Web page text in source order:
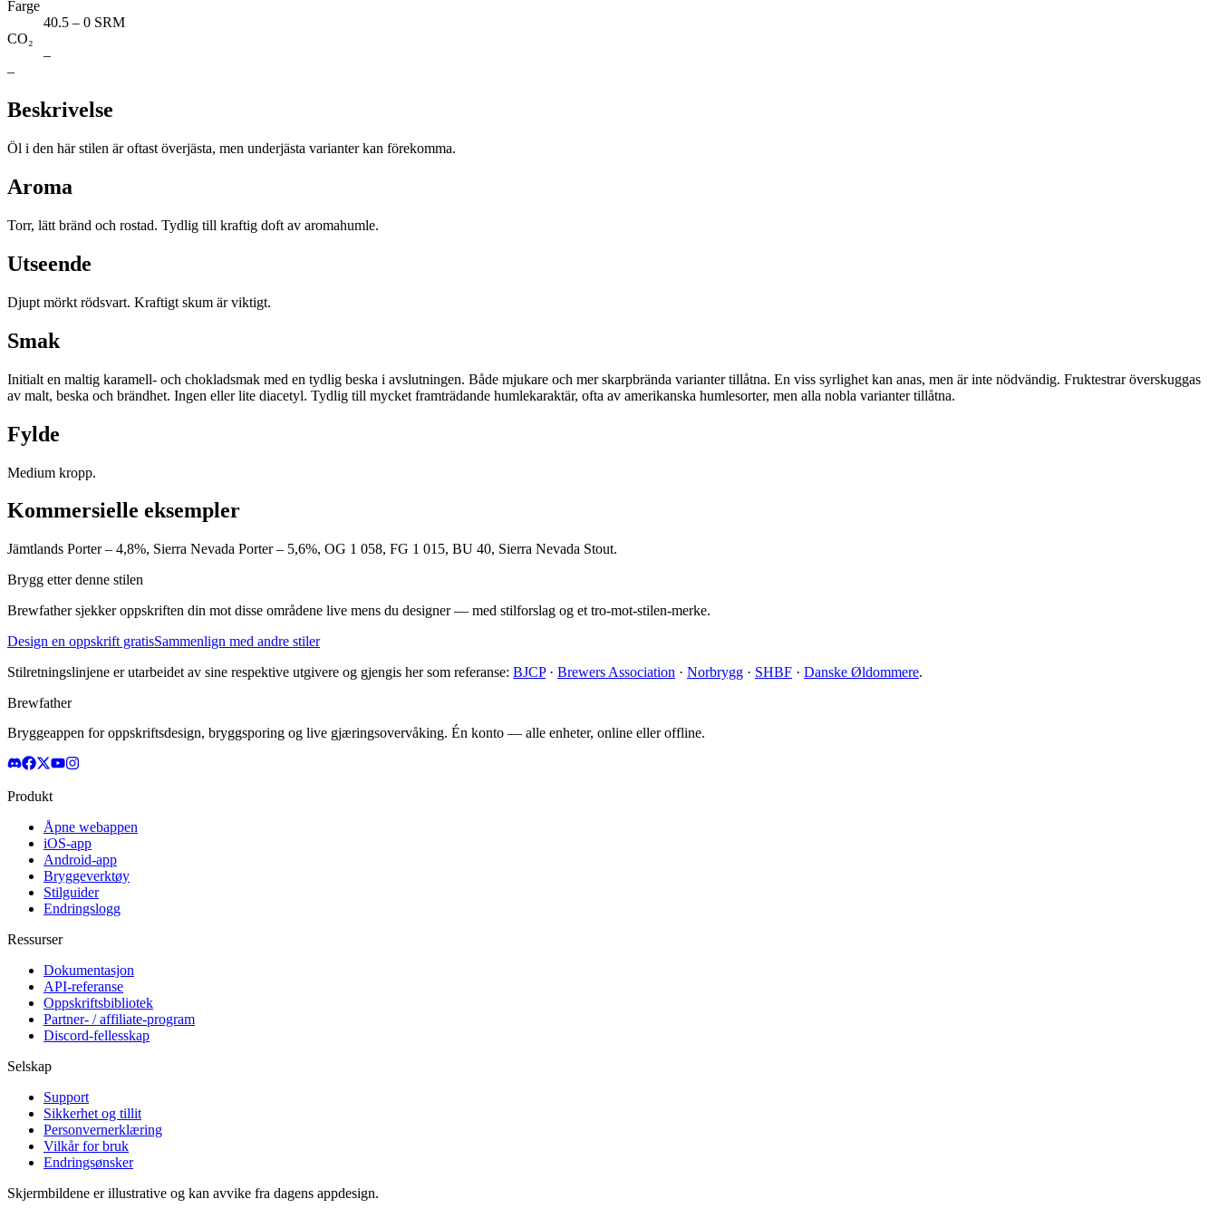
Farge
40.5 – 0 SRM
CO₂
–
–
Beskrivelse
Öl i den här stilen är oftast överjästa, men underjästa varianter kan förekomma.
Aroma
Torr, lätt bränd och rostad. Tydlig till kraftig doft av aromahumle.
Utseende
Djupt mörkt rödsvart. Kraftigt skum är viktigt.
Smak
Initialt en maltig karamell- och chokladsmak med en tydlig beska i avslutningen. Både mjukare och mer skarpbrända varianter tillåtna. En viss syrlighet kan anas, men är inte nödvändig. Fruktestrar överskuggas
av malt, beska och brändhet. Ingen eller lite diacetyl. Tydlig till mycket framträdande humlekaraktär, ofta av amerikanska humlesorter, men alla nobla varianter tillåtna.
Fylde
Medium kropp.
Kommersielle eksempler
Jämtlands Porter – 4,8%, Sierra Nevada Porter – 5,6%, OG 1 058, FG 1 015, BU 40, Sierra Nevada Stout.
Brygg etter denne stilen
Brewfather sjekker oppskriften din mot disse områdene live mens du designer — med stilforslag og et tro-mot-stilen-merke.
Design en oppskrift gratisSammenlign med andre stiler
Stilretningslinjene er utarbeidet av sine respektive utgivere og gjengis her som referanse: BJCP· Brewers Association · Norbrygg · SHBF · Danske Øldommere.
Brewfather
Bryggeappen for oppskriftsdesign, bryggsporing og live gjæringsovervåking. Én konto — alle enheter, online eller offline.
Produkt
Åpne webappen
iOS-app
Android-app
Bryggeverktøy
Stilguider
Endringslogg
Ressurser
Dokumentasjon
API-referanse
Oppskriftsbibliotek
Partner- / affiliate-program
Discord-fellesskap
Selskap
Support
Sikkerhet og tillit
Personvernerklæring
Vilkår for bruk
Endringsønsker
Skjermbildene er illustrative og kan avvike fra dagens appdesign.